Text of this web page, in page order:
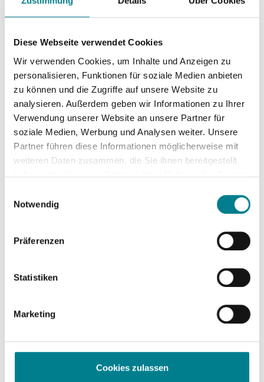
Diese Webseite verwendet Cookies
Wir verwenden Cookies, um Inhalte und Anzeigen zu
personalisieren, Funktionen für soziale Medien anbieten
zu können und die Zugriffe auf unsere Website zu
analysieren. Außerdem geben wir Informationen zu Ihrer
Verwendung unserer Website an unsere Partner für
soziale Medien, Werbung und Analysen weiter. Unsere
Partner führen diese Informationen möglicherweise mit
weiteren Daten zusammen, die Sie ihnen bereitgestellt
Cookies, wenn Sie unsere Webseite weiterhin nutzen.
Notwendig
Präferenzen
Statistiken
Marketing
Cookies zulassen
Veröffentlicht am 20. August 2024in Aktuelles,
Am 27. September startet unsere
Veranstaltungsreihe „ARCUS
Patientenforum“ in das 2. Halbjahr 2024.
An insgesamt sechs
Informationsnachmittagen referieren Ärzte der ARCUS
Kliniken im Fachgebiet der Orthopädie und Anästhesie. Bei
drei Terminen ergänzen die Experten für Physiotherapie
von rehamed Pforzheim zum Thema Vorbereitung auf eine
ARCUS Patientenforum –
2024
Veröffentlicht am 23. Februar 2024in Aktuelles
,